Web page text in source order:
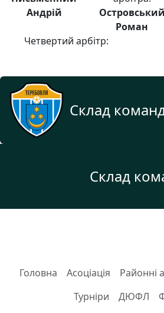
Андрій
Островський
Роман
Четвертий арбітр:
Склад
Склад
Головна Асоціація Районні
Турніри
ДЮФЛ